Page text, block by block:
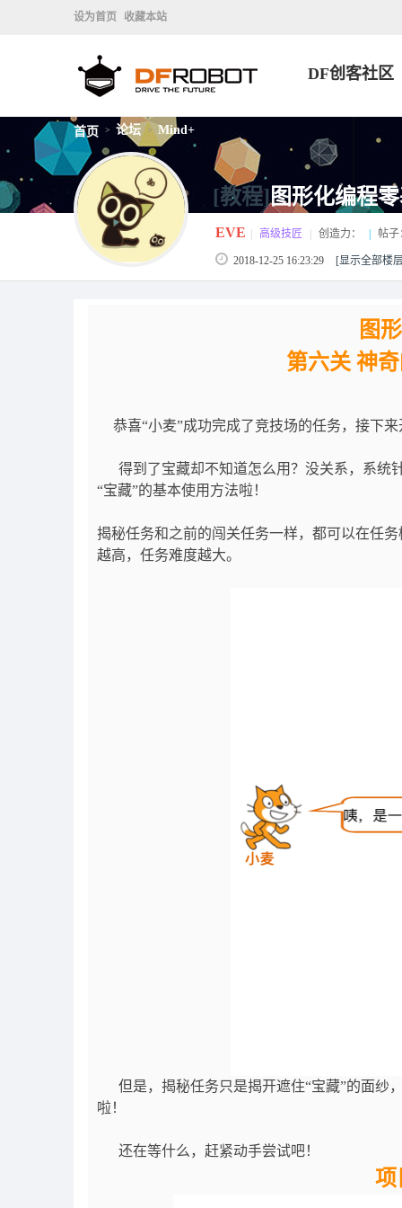
设为首页 收藏本站
DF创客社区
首页 > 论坛 > Mind+
[教程]图形化编程
EVE 高级技匠 创造力： 帖子
2018-12-25 16:23:29 [显示全部楼
图
第六关 神
恭喜“小麦”成功完成了竞技场的任务，接下
得到了宝藏却不知道怎么用？没关系，系统
“宝藏”的基本使用方法啦！
揭秘任务和之前的闯关任务一样，都可以在任
越高，任务难度越大。
但是，揭秘任务只是揭开遮住“宝藏”的面纱
啦！
还在等什么，赶紧动手尝试吧！
项